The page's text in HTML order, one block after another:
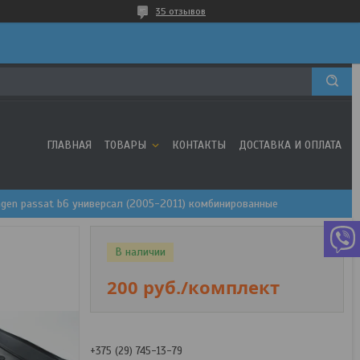
35 отзывов
ГЛАВНАЯ ТОВАРЫ КОНТАКТЫ ДОСТАВКА И ОПЛАТА
passat b6 универсал (2005-2011) комбинированные
В наличии
200 руб./комплект
+375 (29) 745-13-79